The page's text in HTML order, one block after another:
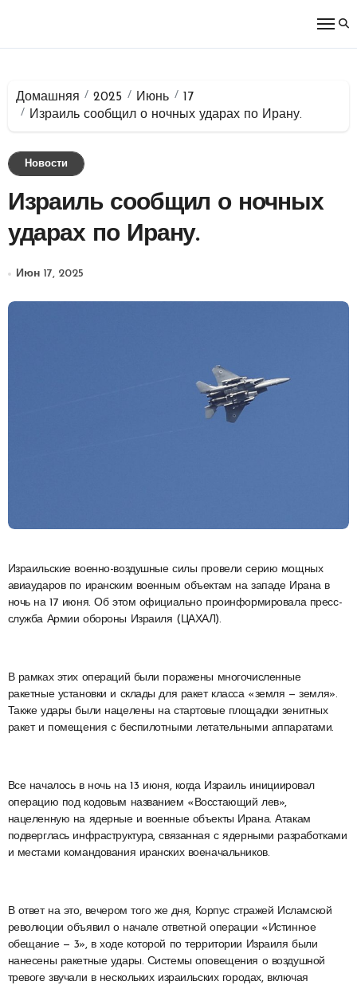
Домашняя 2025 Июнь
17
Израиль сообщил о ночных ударах по Ирану.
Новости
Израиль сообщил о ночных
ударах по Ирану.
Июн 17, 2025
Израильские военно-воздушные силы провели серию мощных
авиаударов по иранским военным объектам на западе Ирана в
ночь на 17 июня. Об этом официально проинформировала пресс-
служба Армии обороны Израиля (ЦАХАЛ).
В рамках этих операций были поражены многочисленные
ракетные установки и склады для ракет класса «земля — земля».
Также удары были нацелены на стартовые площадки зенитных
ракет и помещения с беспилотными летательными аппаратами.
Все началось в ночь на 13 июня, когда Израиль инициировал
операцию под кодовым названием «Восстающий лев»,
нацеленную на ядерные и военные объекты Ирана. Атакам
подверглась инфраструктура, связанная с ядерными разработками
и местами командования иранских военачальников.
В ответ на это, вечером того же дня, Корпус стражей Исламской
революции объявил о начале ответной операции «Истинное
обещание — 3», в ходе которой по территории Израиля были
нанесены ракетные удары. Системы оповещения о воздушной
тревоге звучали в нескольких израильских городах, включая